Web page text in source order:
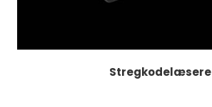
Stregkodelæsere